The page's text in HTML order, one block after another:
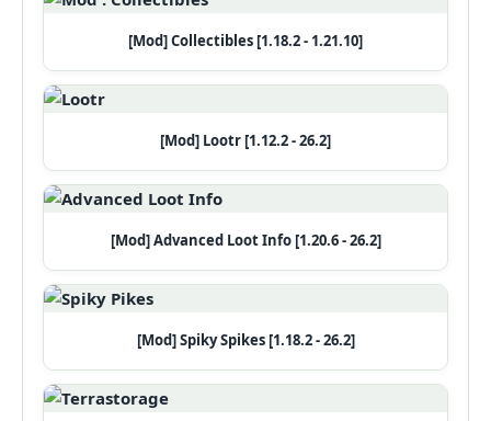
[Mod] Collectibles [1.18.2 - 1.21.10]
[Mod] Lootr [1.12.2 - 26.2]
[Mod] Advanced Loot Info [1.20.6 - 26.2]
[Mod] Spiky Spikes [1.18.2 - 26.2]